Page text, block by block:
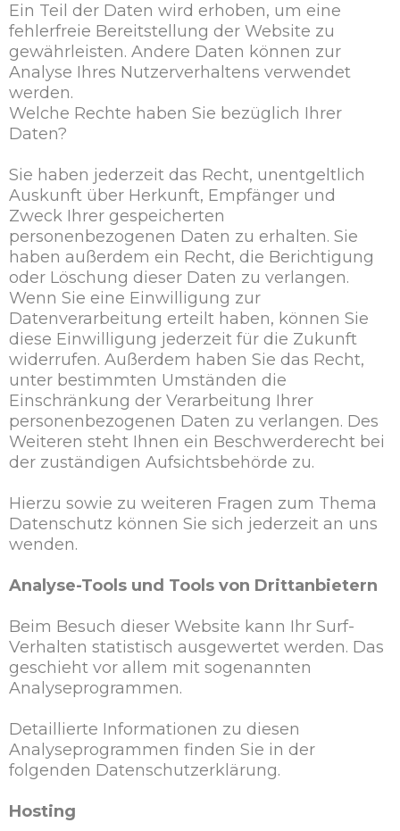
Ein Teil der Daten wird erhoben, um eine
fehlerfreie Bereitstellung der Website zu
gewährleisten. Andere Daten können zur
Analyse Ihres Nutzerverhaltens verwendet
werden.
Welche Rechte haben Sie bezüglich Ihrer
Daten?
Sie haben jederzeit das Recht, unentgeltlich
Auskunft über Herkunft, Empfänger und
Zweck Ihrer gespeicherten
personenbezogenen Daten zu erhalten. Sie
haben außerdem ein Recht, die Berichtigung
oder Löschung dieser Daten zu verlangen.
Wenn Sie eine Einwilligung zur
Datenverarbeitung erteilt haben, können Sie
diese Einwilligung jederzeit für die Zukunft
widerrufen. Außerdem haben Sie das Recht,
unter bestimmten Umständen die
Einschränkung der Verarbeitung Ihrer
personenbezogenen Daten zu verlangen. Des
Weiteren steht Ihnen ein Beschwerderecht bei
der zuständigen Aufsichtsbehörde zu.
Hierzu sowie zu weiteren Fragen zum Thema
Datenschutz können Sie sich jederzeit an uns
wenden.
Analyse-Tools und Tools von Drittanbietern
Beim Besuch dieser Website kann Ihr Surf-
Verhalten statistisch ausgewertet werden. Das
geschieht vor allem mit sogenannten
Analyseprogrammen.
Detaillierte Informationen zu diesen
Analyseprogrammen finden Sie in der
folgenden Datenschutzerklärung.
Hosting